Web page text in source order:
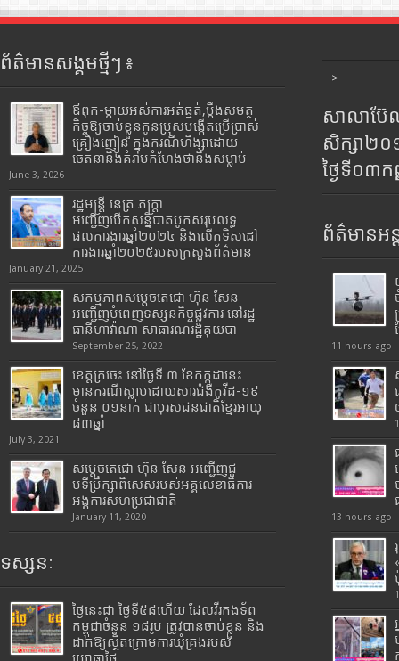
ព័ត៌មានសង្គមថ្មីៗ ៖
ឪពុក-ម្ដាយអស់ការអត់ធ្មត់,ប្ដឹងសមត្ថ
កិច្ចឱ្យចាប់ខ្លួនកូនប្រុសបង្កើតប្រើប្រាស់
គ្រឿងញៀន ក្នុងករណីហិង្សាដោយ
ចេតនានិងគំរាមកំហែងថានឹងសម្លាប់
June 3, 2026
រដ្ឋមន្រ្តី​ នេត្រ​ ភក្ត្រា​
អញ្ជើញបើកសន្និបាតបូកសរុបលទ្ធ
ផលការងារឆ្នាំ២០២៤ និងលើកទិសដៅ
ការងារឆ្នាំ២០២៥របស់​ក្រសួង​ព័ត៌មាន​
January 21, 2025
សកម្មភាពសម្តេចតេជោ ហ៊ុន សែន
អញ្ជើញបំពេញទស្សនកិច្ចផ្លូវការ នៅរដ្ឋ
ធានីហាវ៉ាណា សាធារណរដ្ឋគុយបា
September 25, 2022
ខេត្តក្រចេះ នៅថ្ងៃទី ៣ ខែកក្កដានេះ
មានករណីស្លាប់ដោយសារជំងឺកូវីដ-១៩
ចំនួន ០១នាក់ ជាបុរសជនជាតិខ្មែរអាយុ
៨៣ឆ្នាំ
July 3, 2021
សម្តេចតេជោ ហ៊ុន សែន អញ្ជើញជួ
បទីប្រឹក្សាពិសេសរបស់អគ្គលេខាធិការ
អង្គការសហប្រជាជាតិ
January 11, 2020
ទស្សនៈ
ថ្ងៃនេះជា ថ្ងៃទី៥៨ហើយ ដែលវីរកងទ័ព
កម្ពុជាចំនួន ១៨រូប ត្រូវបានចាប់ខ្លួន និង
ដាក់ឱ្យស្ថិតក្រោមការឃុំគ្រងរបស់
>
សាលាប៊ែ
សិក្សា២
ថ្ងៃទី០៣
ព័ត៌មានអន្
11 hours ago
13 hours ago